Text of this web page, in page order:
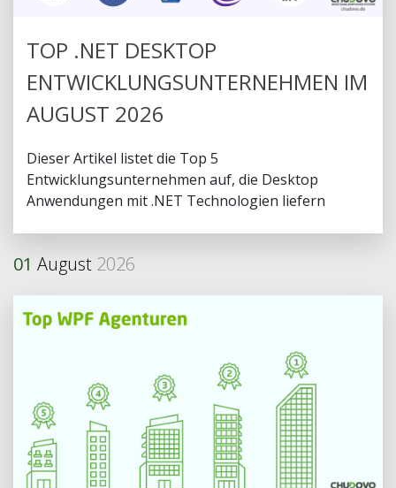
TOP .NET DESKTOP
ENTWICKLUNGSUNTERNEHMEN IM
AUGUST 2026
Dieser Artikel listet die Top 5
Entwicklungsunternehmen auf, die Desktop
Anwendungen mit .NET Technologien liefern
01 August 2026